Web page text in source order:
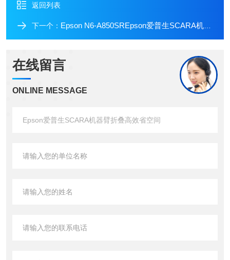
返回列表
下一个： Epson N6-A850SREpson爱普生SCARA机器臂折叠设计高效搬运
在线留言
ONLINE MESSAGE